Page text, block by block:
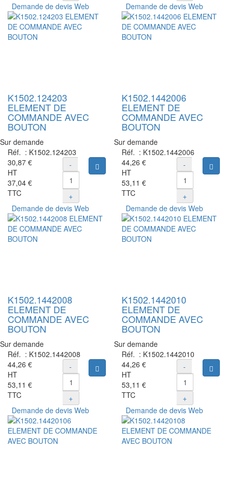
Demande de devis Web
K1502.124203
ELEMENT DE
COMMANDE AVEC
BOUTON
Sur demande
Réf. : K1502.124203
30,87 €
HT
37,04 €
TTC
-
+
Ajouter au panier
Demande de devis Web
K1502.1442006
ELEMENT DE
COMMANDE AVEC
BOUTON
Sur demande
Réf. : K1502.1442006
44,26 €
HT
53,11 €
TTC
-
+
Demande de devis Web
K1502.1442008
ELEMENT DE
COMMANDE AVEC
BOUTON
Sur demande
Réf. : K1502.1442008
44,26 €
HT
53,11 €
TTC
-
+
Ajouter au panier
Demande de devis Web
K1502.1442010
ELEMENT DE
COMMANDE AVEC
BOUTON
Sur demande
Réf. : K1502.1442010
44,26 €
HT
53,11 €
TTC
-
+
Demande de devis Web Demande de devis Web